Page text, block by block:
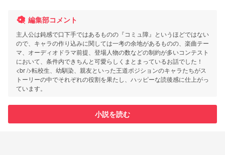
編集部コメント
主人公は鈍感で口下手ではあるものの『コミュ障』というほどではない
ので、キャラの作り込みに関しては一考の余地があるものの、楽曲テー
マ、オーディオドラマ前提、登場人物の数などの制約が多いコンテスト
において、条件内できちんと可愛らしくまとまっているお話でした！
<br />転校生、幼馴染、親友といった王道ポジションのキャラたちがス
トーリーの中でそれぞれの役割を果たし、ハッピーな読後感に仕上がっ
ています。
小説を読む